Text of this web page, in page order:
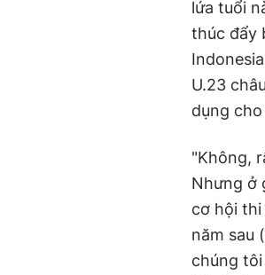
lứa tuổi
thúc đẩy
U.23
dụng
"Không,
Nhưng ở
cơ hội thi
năm sau
chúng tôi